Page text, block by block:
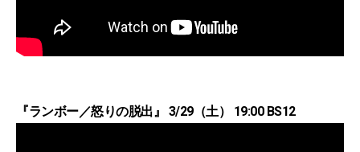
『ランボー／怒りの脱出』 3/29（土） 19:00 BS12